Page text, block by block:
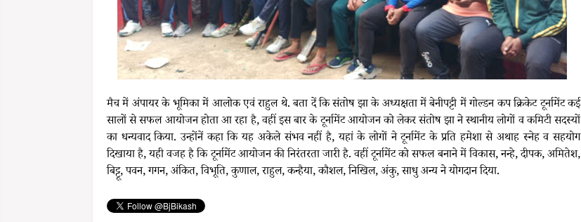
मैच में अंपायर के भूमिका में आलोक एवं राहुल थे. बता दें कि संतोष झा के अध्यक्षता में बेनीपट्टी में गोल्डन कप क्रिकेट टूर्नामेंट कई
सालों से सफल आयोजन होता आ रहा है, वहीं इस बार के टूर्नामेंट आयोजन को लेकर संतोष झा ने स्थानीय लोगों व कमिटी सदस्यों
का धन्यवाद किया. उन्होंनें कहा कि यह अकेले संभव नहीं है, यहां के लोगों ने टूर्नामेंट के प्रति हमेशा से अथाह स्नेह व सहयोग
दिखाया है, यही वजह है कि टूर्नामेंट आयोजन की निरंतरता जारी है. वहीं टूर्नामेंट को सफल बनाने में विकास, नन्हे, दीपक, अमितेश,
बिट्टू, पवन, गगन, अंकित, विभूति, कुणाल, राहुल, कन्हैया, कौशल, निखिल, अंकु, साधु अन्य ने योगदान दिया.